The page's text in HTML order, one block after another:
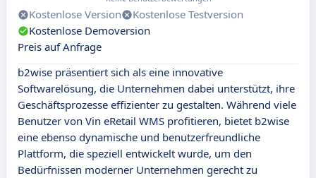
Kostenlose Version
Kostenlose Testversion
Kostenlose Demoversion
Preis auf Anfrage
b2wise präsentiert sich als eine innovative
Softwarelösung, die Unternehmen dabei unterstützt, ihre
Geschäftsprozesse effizienter zu gestalten. Während viele
Benutzer von Vin eRetail WMS profitieren, bietet b2wise
eine ebenso dynamische und benutzerfreundliche
Plattform, die speziell entwickelt wurde, um den
Bedürfnissen moderner Unternehmen gerecht zu